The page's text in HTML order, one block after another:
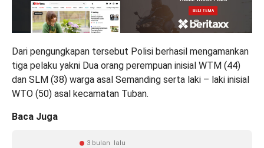
Dari pengungkapan tersebut Polisi berhasil mengamankan
tiga pelaku yakni Dua orang perempuan inisial WTM (44)
dan SLM (38) warga asal Semanding serta laki – laki inisial
WTO (50) asal kecamatan Tuban.
Baca Juga
3 bulan lalu